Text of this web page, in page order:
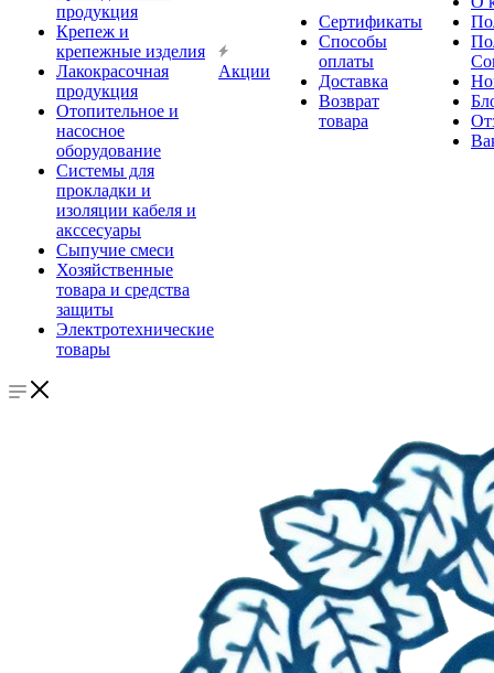
продукция
Крепеж и
крепежные изделия
Лакокрасочная
продукция
Отопительное и
насосное
оборудование
Системы для
прокладки и
изоляции кабеля и
акссесуары
Сыпучие смеси
Хозяйственные
товара и средства
защиты
Электротехнические
товары
Акции
Сертификаты
Способы
оплаты
Доставка
Возврат
товара